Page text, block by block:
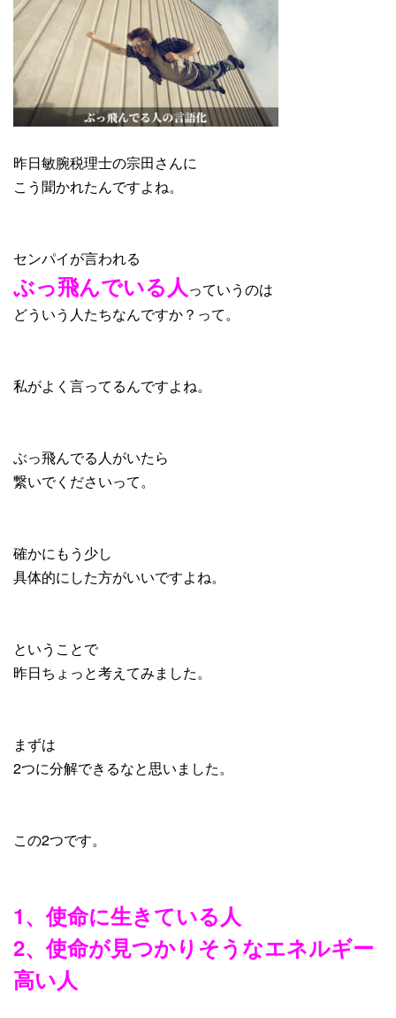
昨日敏腕税理士の宗田さんに
こう聞かれたんですよね。
センパイが言われる
ぶっ飛んでいる人っていうのは
どういう人たちなんですか？って。
私がよく言ってるんですよね。
ぶっ飛んでる人がいたら
繋いでくださいって。
確かにもう少し
具体的にした方がいいですよね。
ということで
昨日ちょっと考えてみました。
まずは
2つに分解できるなと思いました。
この2つです。
1、使命に生きている人
2、使命が見つかりそうなエネルギー
高い人